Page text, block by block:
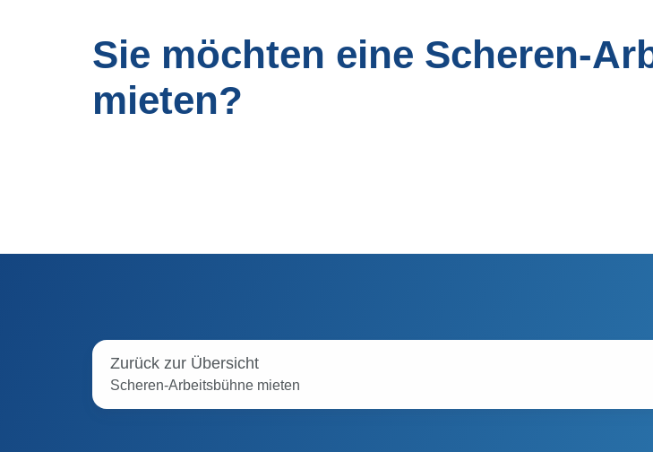
Sie möchten eine Scheren-
mieten?
Zurück zur Übersicht
Scheren-Arbeitsbühne mieten